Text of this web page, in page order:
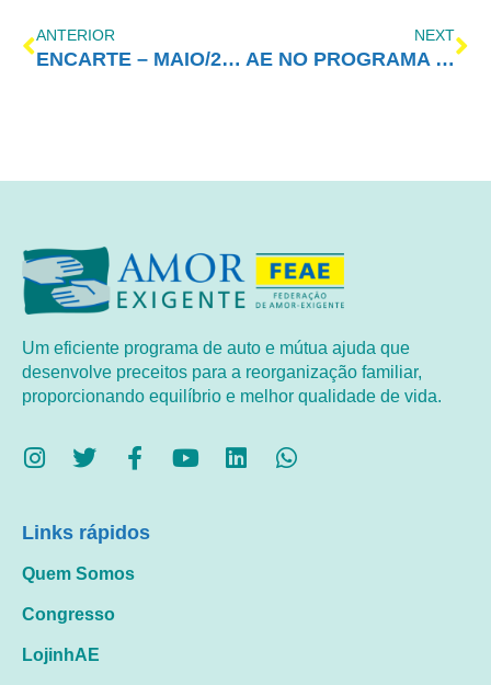
ANTERIOR
ENCARTE – MAIO/2019 – 5° PRINCÍPIO
NEXT
AE NO PROGRAMA VIDA MELHOR – REDEVIDA – 29/04/2019
Um eficiente programa de auto e mútua ajuda que
desenvolve preceitos para a reorganização familiar,
proporcionando equilíbrio e melhor qualidade de vida.
Links rápidos
Quem Somos
Congresso
LojinhAE